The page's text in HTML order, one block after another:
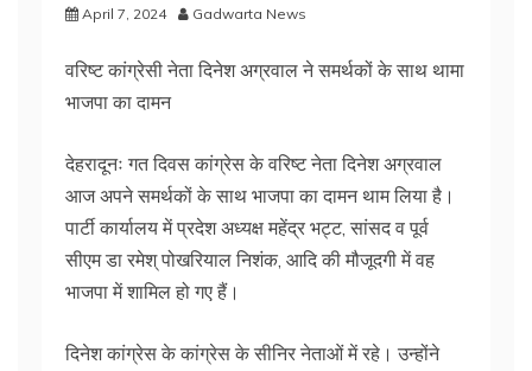
April 7, 2024 Gadwarta News
वरिष्ट कांग्रेसी नेता दिनेश अग्रवाल ने समर्थकों के साथ थामा
भाजपा का दामन
देहरादूनः गत दिवस कांग्रेस के वरिष्ट नेता दिनेश अग्रवाल
आज अपने समर्थकों के साथ भाजपा का दामन थाम लिया है।
पार्टी कार्यालय में प्रदेश अध्यक्ष महेंद्र भट्ट, सांसद व पूर्व
सीएम डा रमेश् पोखरियाल निशंक, आदि की मौजूदगी में वह
भाजपा में शामिल हो गए हैं।
दिनेश कांग्रेस के कांग्रेस के सीनिर नेताओं में रहे। उन्होंने